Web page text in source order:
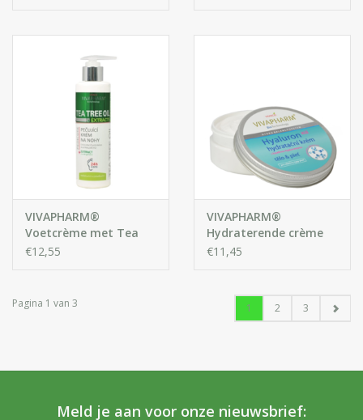
VIVAPHARM®
Voetcrème met Tea
Tree Olie
€12,55
VIVAPHARM®
Hydraterende crème
met hyaluronzuur
€11,45
Pagina 1 van 3 1 2 3
Meld je aan voor onze nieuwsbrief: